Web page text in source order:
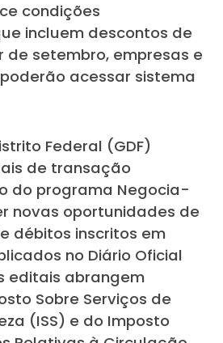
condições
incluem descontos de
de setembro, empresas e
acessar sistema
Federal (GDF)
de transação
do programa Negocia-
novas oportunidades de
débitos inscritos em
no Diário Oficial
editais abrangem
Sobre Serviços de
(ISS) e do Imposto